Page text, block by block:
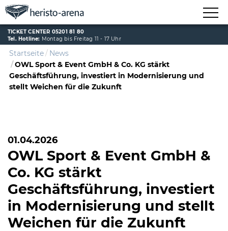
TICKET CENTER 05201 81 80
Tel. Hotline: Montag bis Freitag 11 - 17 Uhr
Startseite
News
OWL Sport & Event GmbH & Co. KG stärkt
Geschäftsführung, investiert in Modernisierung und
stellt Weichen für die Zukunft
01.04.2026
OWL Sport & Event GmbH &
Co. KG stärkt
Geschäftsführung, investiert
in Modernisierung und stellt
Weichen für die Zukunft